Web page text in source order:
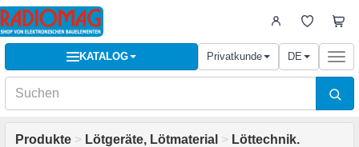
KATALOG Privatkunde DE
Produkte > Lötgeräte, Lötmaterial > Löttechnik.